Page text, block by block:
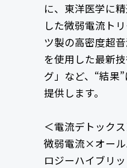
に、東洋医学に
した微弱電流ト
ツ製の高密度超
を使用した最新
グ」など、“結果
提供します。
＜電流デトック
微弱電流×オール
ロジーハイブリ